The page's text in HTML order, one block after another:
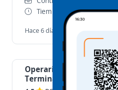
Tiempo Completo
Hace 6 días
Operario I Producto
Terminado